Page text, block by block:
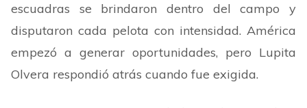
escuadras se brindaron dentro del campo y
disputaron cada pelota con intensidad. América
empezó a generar oportunidades, pero Lupita
Olvera respondió atrás cuando fue exigida.